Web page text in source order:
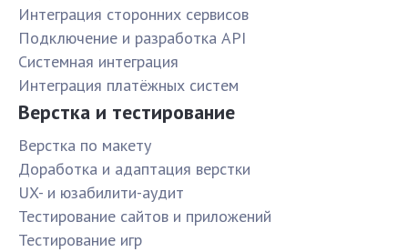
Интеграция сторонних сервисов
Подключение и разработка API
Системная интеграция
Интеграция платёжных систем
Верстка и тестирование
Верстка по макету
Доработка и адаптация верстки
UX- и юзабилити-аудит
Тестирование сайтов и приложений
Тестирование игр